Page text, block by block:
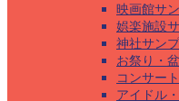
映画館サ
娯楽施設
神社サン
お祭り・
コンサー
アイドル